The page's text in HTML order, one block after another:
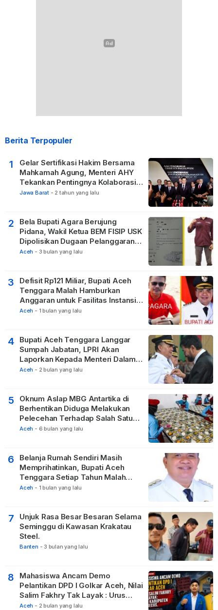
Berita Terpopuler
1
Gelar Sertifikasi Hakim Bersama
Mahkamah Agung, Menteri AHY
Tekankan Pentingnya Kolaborasi
untuk Hadirkan Keadilan bagi
Jawa Barat - 2 tahun yang lalu
2
Bela Bupati Agara Berujung
Pidana, Wakil Ketua BEM FISIP USK
Dipolisikan Dugaan Pelanggaran
Privasi dan UU ITE
Aceh - 3 bulan yang lalu
3
Defisit Rp121 Miliar, Bupati Aceh
Tenggara Malah Hamburkan
Anggaran untuk Fasilitas Instansi
Vertikal
Aceh - 1 bulan yang lalu
4
Bupati Aceh Tenggara Langgar
Sumpah Jabatan, LPRI Akan
Laporkan Kepada Menteri Dalam
Negeri
Aceh - 2 bulan yang lalu
5
Oknum Aslap MBG Antartika di
Berhentikan Diduga Melakukan
Pelecehan Terhadap Salah Satu
Relawan
Aceh - 6 bulan yang lalu
6
Belanja Rumah Sendiri Masih
Memprihatinkan, Bupati Aceh
Tenggara Setiap Tahun Malah
Membangun Pasilitas Rumah
Aceh - 1 bulan yang lalu
7
Unjuk Rasa Besar Besaran Selama
Seminggu di Kawasan Krakatau
Steel.
Banten - 3 bulan yang lalu
8
Mahasiswa Ancam Demo
Pelantikan DPD I Golkar Aceh, Nilai
Salim Fakhry Tak Layak : Urus
Kabupaten Tak Becus.
Aceh - 2 bulan yang lalu